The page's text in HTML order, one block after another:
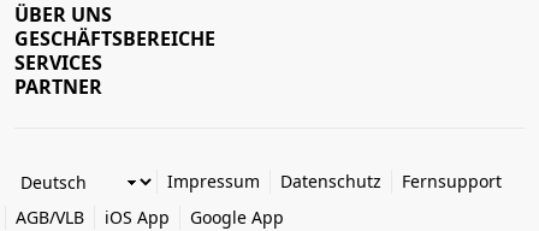
ÜBER UNS
GESCHÄFTSBEREICHE
SERVICES
PARTNER
Impressum Datenschutz
Fernsupport
AGB/VLB
iOS App Google App